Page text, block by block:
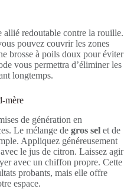
allié redoutable contre la rouille.
pouvez couvrir les zones
brosse à poils doux pour éviter
vous permettra d’éliminer les
longtemps.
mère
de génération en
Le mélange de gros sel et de
Appliquez généreusement
le jus de citron. Laissez agir
avec un chiffon propre. Cette
probants, mais elle offre
espace.